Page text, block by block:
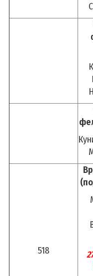
2026 - Год
2025 - Год
Идеологическая
Государственная
Государственные
Полезная
Основы
Здоровый образ
Профилактика
Профилактика
Советы
Противодействие
518